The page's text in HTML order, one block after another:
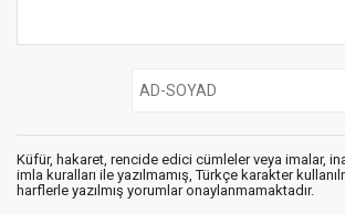
Küfür, hakaret, rencide edici cümleler veya imalar,
imla kuralları ile yazılmamış, Türkçe karakter
harflerle yazılmış yorumlar onaylanmamaktadır.